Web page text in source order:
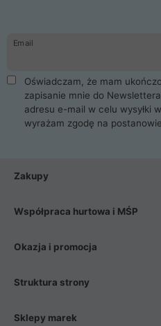
komunikacja ze sklepem
danych osobowych. Dlatego
ProLine to czysta przyjemność
Zaopatrzysz się u nas w
takie jak procesory, karty
dyski SSD, M.2 oraz HDD.
najlepszy zasilacz
Poza komputerami mamy
Smartfony takich producentów
wentylatory. Na koniec mając
Email
Oświadczam, że mam
zapisanie mnie do
adresu e-mail w celu wysyłki
wyrażam zgodę na
Zakupy
Współpraca hurtowa i MŚP
Okazja i promocja
Struktura strony
Sklepy marek